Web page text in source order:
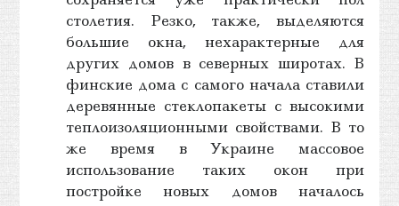
столетия. Резко, также, выделяются
большие окна, нехарактерные для
других домов в северных широтах. В
финские дома с самого начала ставили
деревянные стеклопакеты с высокими
теплоизоляционными свойствами. В то
же время в Украине массовое
использование таких окон при
постройке новых домов началось